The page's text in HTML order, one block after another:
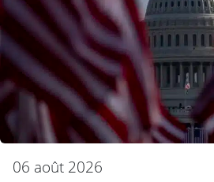
06 août 2026